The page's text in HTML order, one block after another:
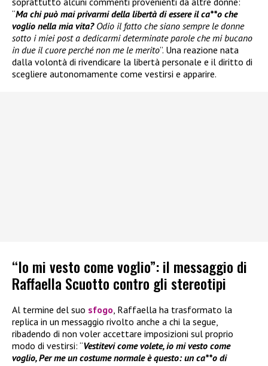
“Ma chi può mai privarmi della libertà di essere il ca**o che
voglio nella mia vita? Odio il fatto che siano sempre le donne
sotto i miei post a dedicarmi determinate parole che mi bucano
in due il cuore perché non me le merito”. Una reazione nata
dalla volontà di rivendicare la libertà personale e il diritto di
scegliere autonomamente come vestirsi e apparire.
“Io mi vesto come voglio”: il messaggio di
Raffaella Scuotto contro gli stereotipi
Al termine del suo sfogo , Raffaella ha trasformato la
replica in un messaggio rivolto anche a chi la segue,
ribadendo di non voler accettare imposizioni sul proprio
modo di vestirsi: “Vestitevi come volete, io mi vesto come
voglio, Per me un costume normale è questo: un ca**o di